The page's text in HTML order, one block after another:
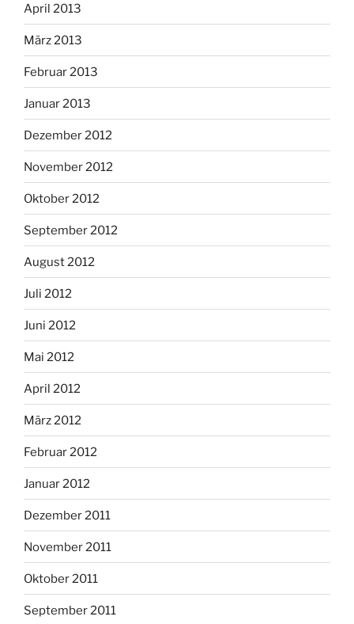
April 2013
März 2013
Februar 2013
Januar 2013
Dezember 2012
November 2012
Oktober 2012
September 2012
August 2012
Juli 2012
Juni 2012
Mai 2012
April 2012
März 2012
Februar 2012
Januar 2012
Dezember 2011
November 2011
Oktober 2011
September 2011